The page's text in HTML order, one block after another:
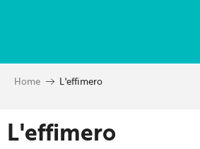
principal
Home L'effimero
L'effimero